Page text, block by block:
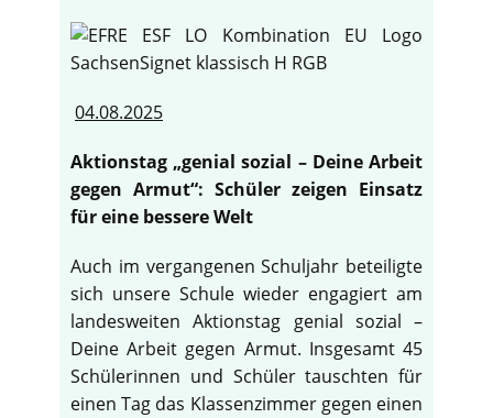
04.08.2025
Aktionstag „genial sozial – Deine Arbeit
gegen Armut“: Schüler zeigen Einsatz
für eine bessere Welt
Auch im vergangenen Schuljahr beteiligte
sich unsere Schule wieder engagiert am
landesweiten Aktionstag genial sozial –
Deine Arbeit gegen Armut. Insgesamt 45
Schülerinnen und Schüler tauschten für
einen Tag das Klassenzimmer gegen einen